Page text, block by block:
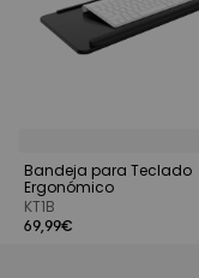
Bandeja para Teclado
Ergonómico
KT1B
69,99€